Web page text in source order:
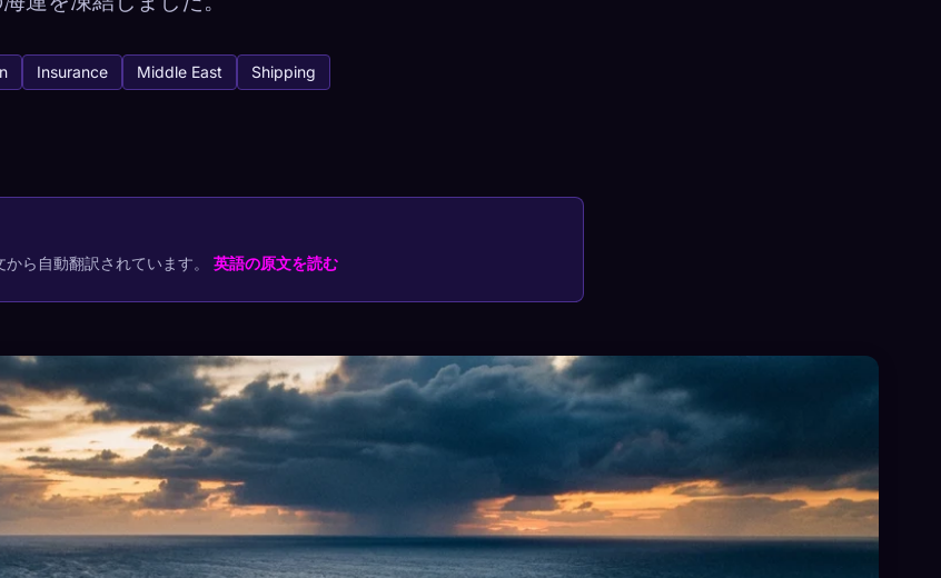
Insurance Middle East Shipping
ら自動翻訳されています。 英語の原文を読む
×
プチャ方法
ョンを保存